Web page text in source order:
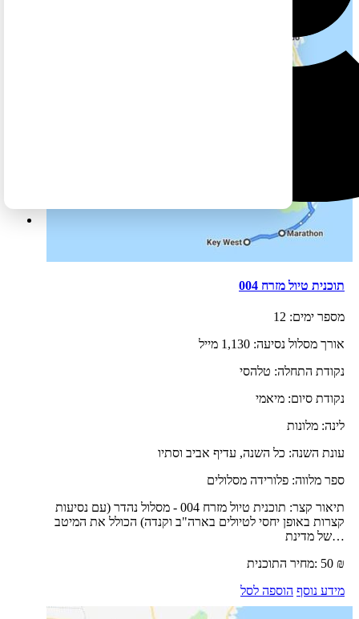
תוכנית טיול מזרח 004
מספר ימים: 12
אורך מסלול נסיעה: 1,130 מייל
נקודת התחלה: טלהסי
נקודת סיום: מיאמי
לינה: מלונות
עונת השנה: כל השנה, עדיף אביב וסתיו
ספר מלווה: פלורידה מסלולים
תיאור קצר:
תוכנית טיול מזרח 004 - מסלול נהדר (עם נסיעות
קצרות באופן יחסי לטיולים בארה"ב וקנדה) הכולל את המיטב
של מדינת…
מחיר התוכנית: 50 ₪
מידע נוסף הוספה לסל